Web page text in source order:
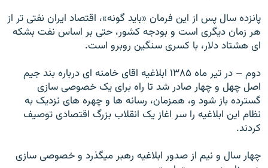
پانزده سال پس از اين فرمان «بايد گونه»، اقتصاد ايران نفتی تر از
هر زمان ديگری است و بودجه کشور، حتی بر اساس نفت بشکه
ای هشتاد دلار، با کسری سنگين روبرو است.
دوم – در تير ماه ۱۳۸۵ ابلاغيه اقای خامنه ای درباره بند جيم
اصل چهل و چهار صادر شد تا راه برای يک خصوصی سازی
گسترده باز شود و، همزمان، رسانه ها و چهره های نزديک به
نظام اين ابلاغيه را سر اغاز يک انقلاب بزرگ اقتصادی توصيف
کردند.
چهار سال و نيم از صدور ابلاغيه رهبر ميگذرد و خصوصی سازی